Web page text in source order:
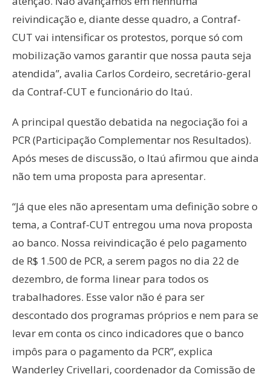
reivindicação e, diante desse quadro, a Contraf-
CUT vai intensificar os protestos, porque só com
mobilização vamos garantir que nossa pauta seja
atendida”, avalia Carlos Cordeiro, secretário-geral
da Contraf-CUT e funcionário do Itaú.
A principal questão debatida na negociação foi a
PCR (Participação Complementar nos Resultados).
Após meses de discussão, o Itaú afirmou que ainda
não tem uma proposta para apresentar.
“Já que eles não apresentam uma definição sobre o
tema, a Contraf-CUT entregou uma nova proposta
ao banco. Nossa reivindicação é pelo pagamento
de R$ 1.500 de PCR, a serem pagos no dia 22 de
dezembro, de forma linear para todos os
trabalhadores. Esse valor não é para ser
descontado dos programas próprios e nem para se
levar em conta os cinco indicadores que o banco
impôs para o pagamento da PCR”, explica
Wanderley Crivellari, coordenador da Comissão de